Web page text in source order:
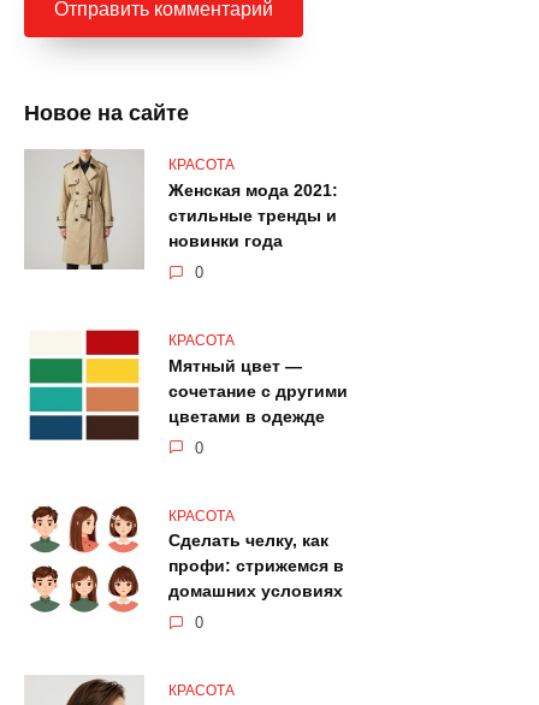
Новое на сайте
КРАСОТА
Женская мода 2021:
стильные тренды и
новинки года
0
КРАСОТА
Мятный цвет —
сочетание с другими
цветами в одежде
0
КРАСОТА
Сделать челку, как
профи: стрижемся в
домашних условиях
0
КРАСОТА